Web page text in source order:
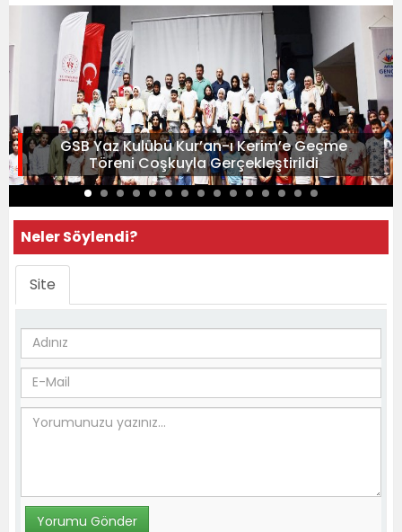
GSB Yaz Kulübü Kur’an-ı Kerim’e Geçme
Töreni Coşkuyla Gerçekleştirildi
Neler Söylendi?
Site